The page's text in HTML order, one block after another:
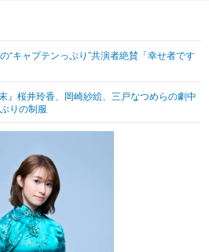
その他
“キャプテンっぷり”共演者絶賛「幸せ者です
』桜井玲香、岡崎紗絵、三戸なつめらの劇中
りの制服